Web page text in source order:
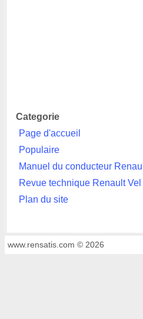
Categorie
Page d'accueil
Populaire
Manuel du conducteur
Revue technique Renault
Plan du site
www.rensatis.com © 2026